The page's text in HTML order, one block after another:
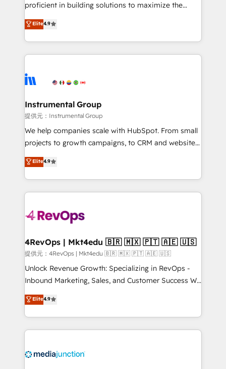
HubSpot Partner 🪴 - Sales Hub: More
implementations than any other Partner 💻 -
agency for an Ops problem. Don't hire a technical
agency for a growth problem. Hire a partner built to
proficient in building solutions to maximize the
operational efficiency of HubSpot. The fastest-
growing tech-enabler & facilitator, MakeWebBetter,
hands you the blend of HubSpot expertise &
eminent solutions & integrations. Trust us to
Elite Partners with 10+ years of HubSpot experience
Premier Partner 2023 🌟5 HubSpot Accreditations 🌟
Won HubSpot Theme Challenge 2021 🌟INBOUND’19
HubSpot Rising Star Why us? Harnessing the full
potential of the powerful HubSpot CRM. ✔️A team of
HubSpot experience ✔️Flexible pricing models —
Hourly-fee (assigned one Dedicated HubSpot
requirement). ✔️Helped over 25,000+ customers so
far with our HubSpot solutions. ✔️Bespoke apps &
on-demand bundle services. Connect with us today!
Elite4.9
Instrumental Group
提供元：Instrumental Group
We help companies scale with HubSpot. From small
projects to growth campaigns, to CRM and websites.
Hire an agency that's experienced in every inch of
HubSpot and willing to work hand-in-hand with your
team to simplify the complex and build a better
experience for your team and customers.
Elite4.9
4RevOps | Mkt4edu 🇧🇷 🇲🇽 🇵🇹 🇦🇪 🇺🇸
提供元：4RevOps | Mkt4edu 🇧🇷 🇲🇽 🇵🇹 🇦🇪 🇺🇸
Unlock Revenue Growth: Specializing in RevOps -
Inbound Marketing, Sales, and Customer Success We
specialize in driving revenue growth for companies
across industries through tailored marketing, sales,
and customer success strategies, utilizing RevOps
methodologies. As Latin America's largest HubSpot
offer unparalleled insights. Operating in five
Elite4.9